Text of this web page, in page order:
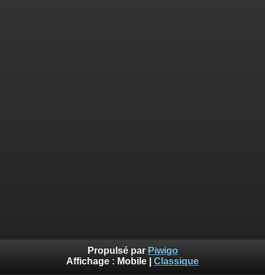
Propulsé par Piwigo
Affichage : Mobile Classique